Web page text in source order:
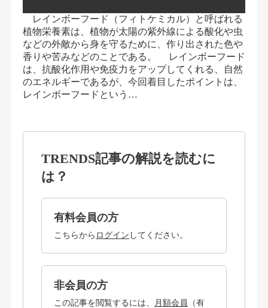
レインボーフード（フィトケミカル）と呼ばれる
植物栄養素は、植物が太陽の紫外線による酸化や虫
などの外敵から身を守るために、作り出された色や
香りや苦みなどのことである。 レインボーフード
は、抗酸化作用や免疫力をアップしてくれる、自然
のエネルギーであるが、今回着目したポイントは、
レインボーフードという…
TRENDS記事の解説を読むに
は？
有料会員の方
こちらから ログイン してください。
非会員の方
この記事を閲覧するには、 月額会員
（有